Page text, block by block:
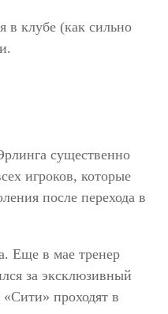
в клубе (как сильно
существенно
игроков, которые
после перехода в
Еще в мае тренер
за эксклюзивный
проходят в